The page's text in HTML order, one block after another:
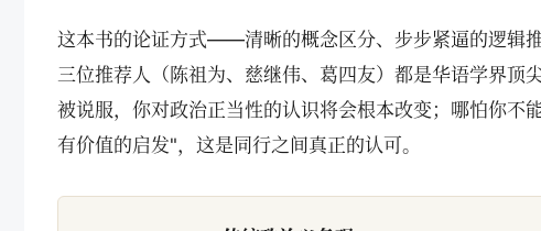
这本书的论证方式——清晰的概念区分、步步紧逼的逻辑
三位推荐人（陈祖为、慈继伟、葛四友）都是华语学界
被说服，你对政治正当性的认识将会根本改变；哪怕你不
有价值的启发"，这是同行之间真正的认可。